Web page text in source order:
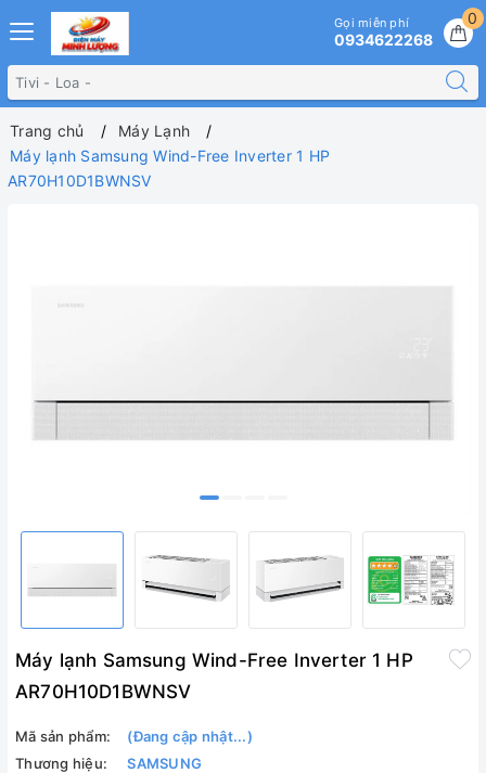
0
Gọi miễn phí
0934622268
Trang chủ
Máy Lạnh
Máy lạnh Samsung Wind-Free Inverter 1 HP
AR70H10D1BWNSV
Máy lạnh Samsung Wind-Free Inverter 1 HP
AR70H10D1BWNSV
Mã sản phẩm:
(Đang cập nhật...)
Thương hiệu:
SAMSUNG